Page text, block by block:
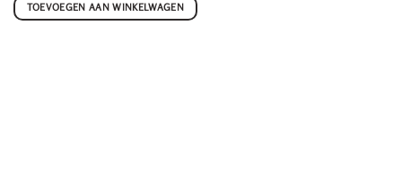
TOEVOEGEN AAN WINKELWAGEN